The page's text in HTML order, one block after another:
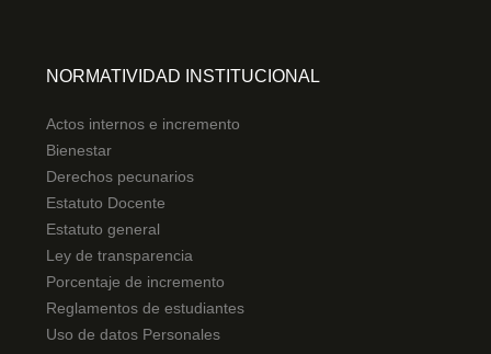
NORMATIVIDAD INSTITUCIONAL
Actos internos e incremento
Bienestar
Derechos pecunarios
Estatuto Docente
Estatuto general
Ley de transparencia
Porcentaje de incremento
Reglamentos de estudiantes
Uso de datos Personales